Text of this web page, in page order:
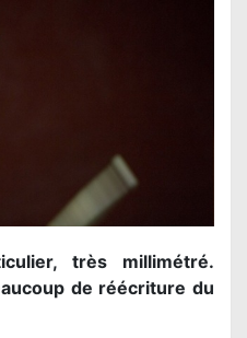
très millimétré.
de réécriture du